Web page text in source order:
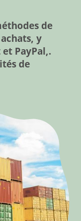
de
y
PayPal,.
de